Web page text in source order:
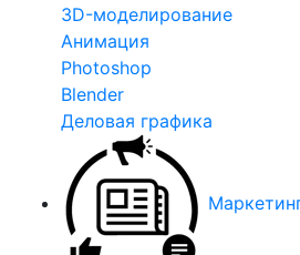
3D-моделирование
Анимация
Photoshop
Blender
Деловая графика